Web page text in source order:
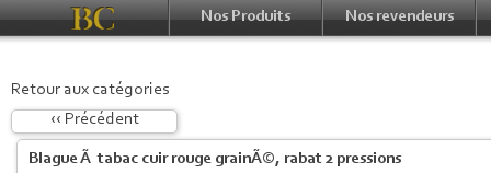
Nos Produits Nos revendeurs
Retour aux catégories
‹‹ Précédent
Blague Ã tabac cuir rouge grainÃ©, rabat 2 pressions